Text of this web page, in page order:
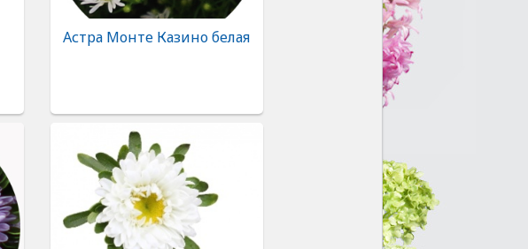
Астра Монте Казино белая